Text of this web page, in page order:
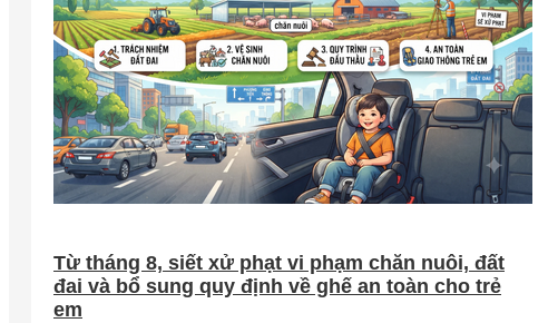
Từ tháng 8, siết xử phạt vi phạm chăn nuôi, đất
đai và bổ sung quy định về ghế an toàn cho trẻ
em